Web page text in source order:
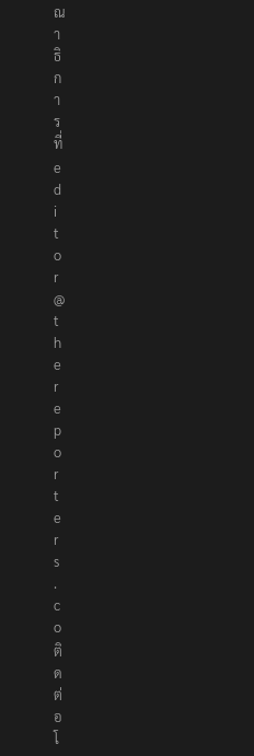
ณ
า
ธิ
ก
า
ร
ที่
e
d
i
t
o
r
@
t
h
e
r
e
p
o
r
t
e
r
s
.
c
o
ติ
ด
ต่
อ
โ